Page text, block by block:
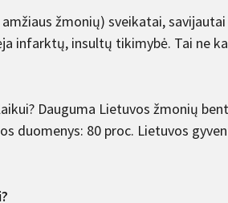
žmonių) sveikatai,
infarktų, insultų tikimybė. Tai ne
Dauguma Lietuvos žmonių
duomenys: 80 proc. Lietuvos